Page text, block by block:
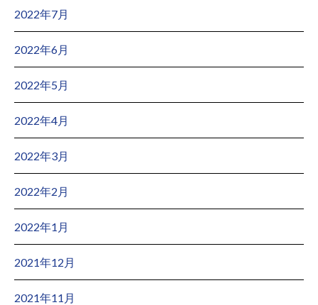
2022年7月
2022年6月
2022年5月
2022年4月
2022年3月
2022年2月
2022年1月
2021年12月
2021年11月